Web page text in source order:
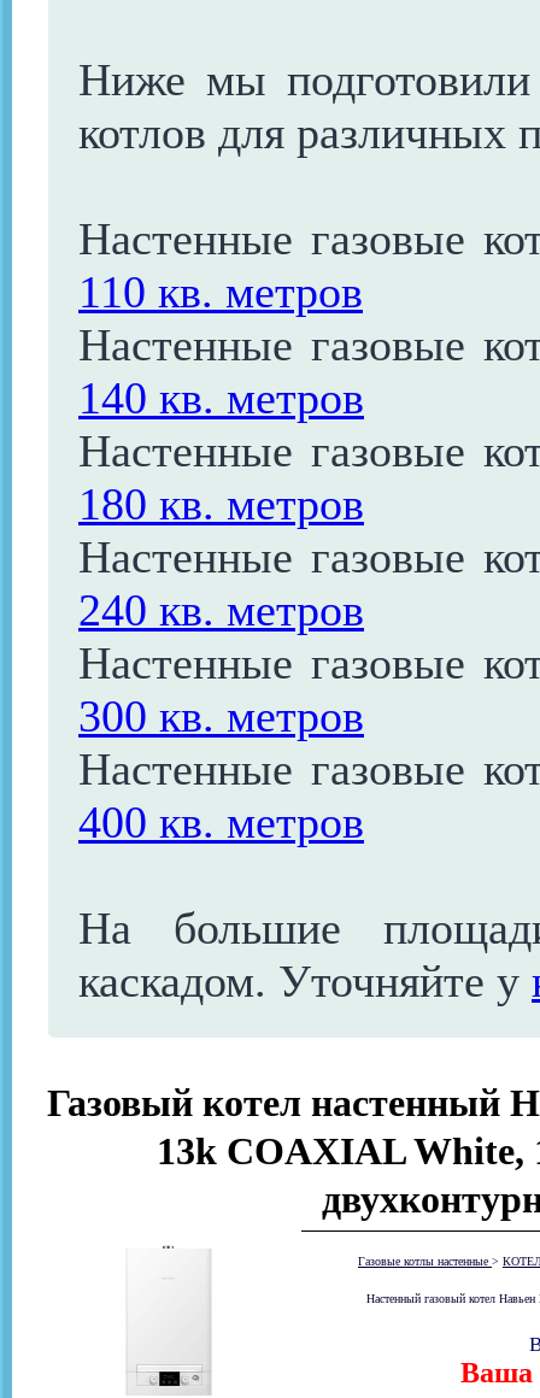
Ниже мы
котлов для
Настенные газовые
110 кв. метров
Настенные газовые
140 кв. метров
Настенные газовые
180 кв. метров
Настенные газовые
240 кв. метров
Настенные газовые
300 кв. метров
Настенные газовые
400 кв. метров
На большие
каскадом. Уточняйте у
Газовый котел настенный
13k COAXIAL White,
Газовые котлы настенные >
Настенный газовый котел
Ваша